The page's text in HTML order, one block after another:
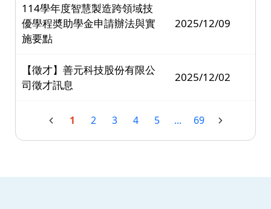
114學年度智慧製造跨領域技
優學程奬助學金申請辦法與實
施要點
2025/12/09
【徵才】善元科技股份有限公
司徵才訊息
2025/12/02
1 2 3 4 5 ... 69